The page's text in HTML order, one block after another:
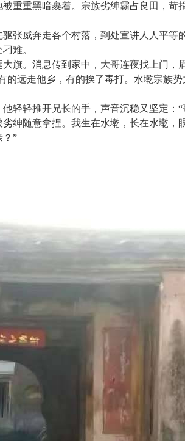
重重黑暗裹着。宗族劣绅霸占良田，苛
张威奔走各个村落，到处宣讲人人平等
难。
旗。消息传到家中，大哥连夜找上门，
远走他乡，有的挨了毒打。水墘宗族
轻轻推开兄长的手，声音沉稳又坚定： “
绅随意拿捏。我生在水墘，长在水墘，
”